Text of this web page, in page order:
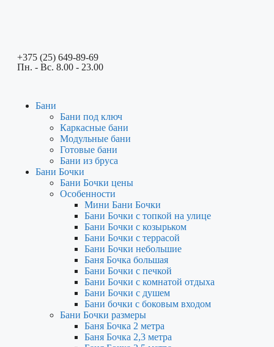
+375 (25) 649-89-69
Пн. - Вс. 8.00 - 23.00
Бани
Бани под ключ
Каркасные бани
Модульные бани
Готовые бани
Бани из бруса
Бани Бочки
Бани Бочки цены
Особенности
Мини Бани Бочки
Бани Бочки с топкой на улице
Бани Бочки с козырьком
Бани Бочки с террасой
Бани Бочки небольшие
Баня Бочка большая
Бани Бочки с печкой
Бани Бочки с комнатой отдыха
Бани Бочки с душем
Бани бочки с боковым входом
Бани Бочки размеры
Баня Бочка 2 метра
Баня Бочка 2,3 метра